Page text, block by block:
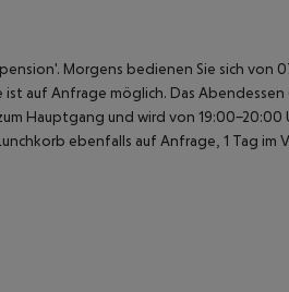
Morgens bedienen Sie sich von
auf Anfrage möglich. Das
Hauptgang und wird von 19:00-20:00
ebenfalls auf Anfrage, 1 Tag im